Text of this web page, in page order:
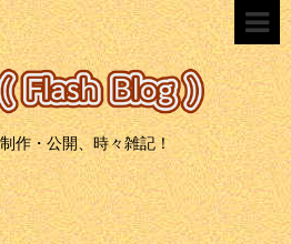
作・公開、時々雑記！